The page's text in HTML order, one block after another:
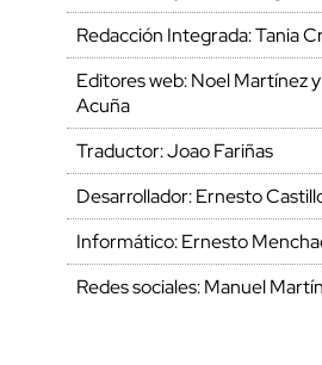
Redacción Integrada: Tania
Editores web: Noel Martínez
Acuña
Traductor: Joao Fariñas
Desarrollador: Ernesto
Informático: Ernesto
Redes sociales: Manuel